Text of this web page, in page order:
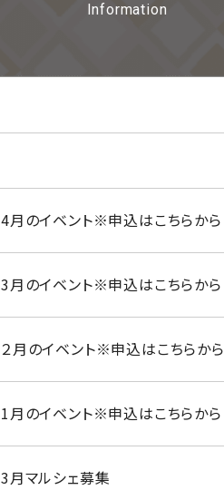
Information
4月のイベント※申込はこちらから
3月のイベント※申込はこちらから
２月のイベント※申込はこちらから
1月のイベント※申込はこちらから
3月マルシェ募集